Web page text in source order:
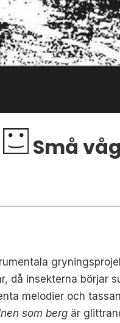
Små
då insekterna börjar
melodier och
som berg är